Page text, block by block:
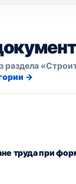
раздела
→
труда при